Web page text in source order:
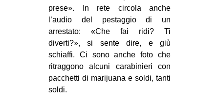
prese». In rete circola anche
l’audio del pestaggio di un
arrestato: «Che fai ridi? Ti
diverti?», si sente dire, e giù
schiaffi. Ci sono anche foto che
ritraggono alcuni carabinieri con
pacchetti di marijuana e soldi, tanti
soldi.